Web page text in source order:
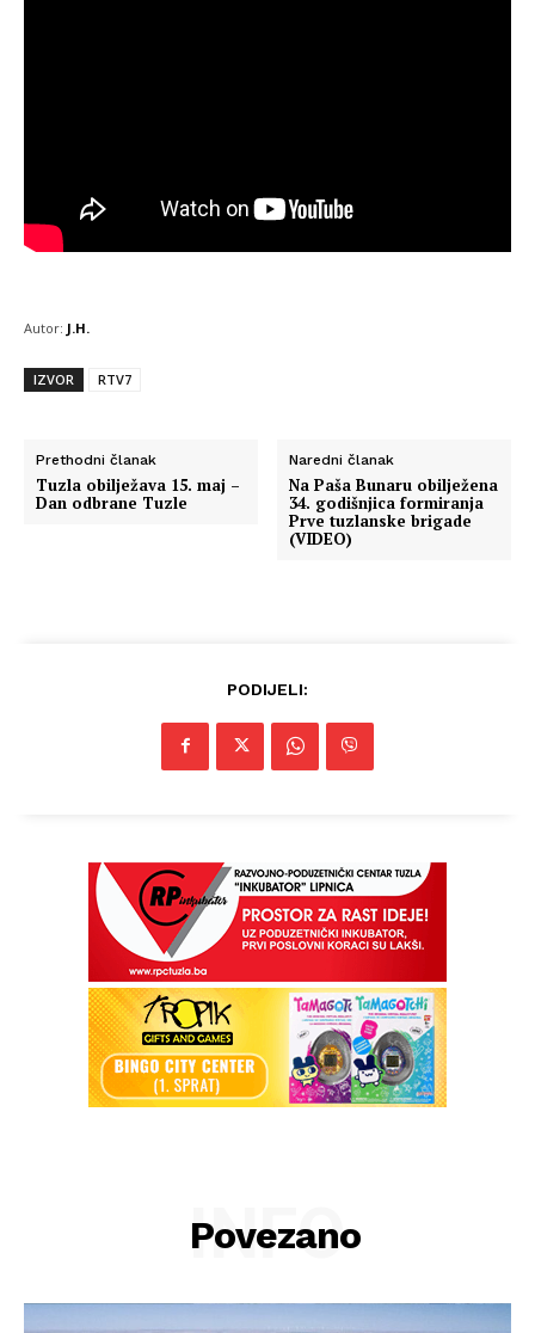
Autor: J.H.
IZVOR RTV7
Prethodni članak
Tuzla obilježava 15. maj –
Dan odbrane Tuzle
Naredni članak
Na Paša Bunaru obilježena
34. godišnjica formiranja
Prve tuzlanske brigade
(VIDEO)
PODIJELI:
Povezano
INFO